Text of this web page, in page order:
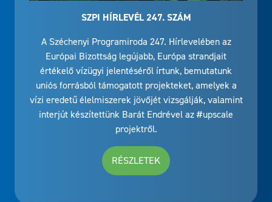
SZPI HÍRLEVÉL 247. SZÁM
A Széchenyi Programiroda 247. Hírlevelében az
Európai Bizottság legújabb, Európa strandjait
értékelő vízügyi jelentéséről írtunk, bemutatunk
uniós forrásból támogatott projekteket, amelyek a
vízi eredetű élelmiszerek jövőjét vizsgálják, valamint
interjút készítettünk Barát Endrével az #upscale
projektről.
RÉSZLETEK